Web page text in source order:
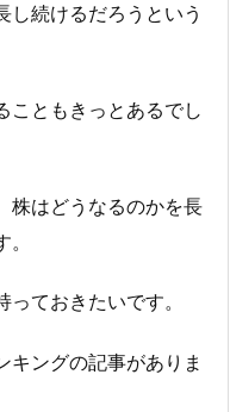
し続けるだろうという
こともきっとあるでし
株はどうなるのかを長
ておきたいです。
キングの記事がありま